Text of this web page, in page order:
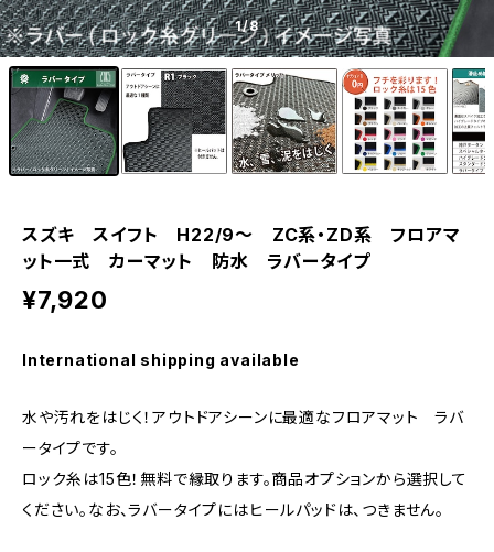
1/8
スズキ スイフト H22/9〜 ZC系・ZD系 フロアマ
ット一式 カーマット 防水 ラバータイプ
¥7,920
International shipping available
水や汚れをはじく！アウトドアシーンに最適なフロアマット ラバ
ータイプです。
ロック糸は15色！無料で縁取ります。商品オプションから選択して
ください。なお、ラバータイプにはヒールパッドは、つきません。